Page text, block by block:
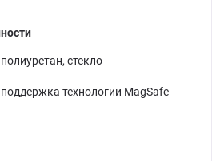
полиуретан, стекло
поддержка технологии MagSafe